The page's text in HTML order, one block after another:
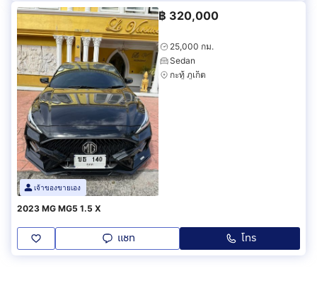
เจ้าของขายเอง
฿ 320,000
25,000 กม.
Sedan
กะทู้ ภูเก็ต
2023 MG MG5 1.5 X
แชท โทร